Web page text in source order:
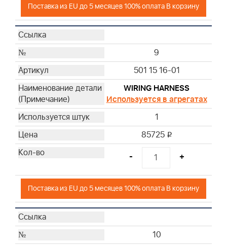
Поставка из EU до 5 месяцев 100% оплата В корзину
9
501 15 16-01
WIRING HARNESS
Используется в агрегатах
1
85725 i
- +
Поставка из EU до 5 месяцев 100% оплата В корзину
10